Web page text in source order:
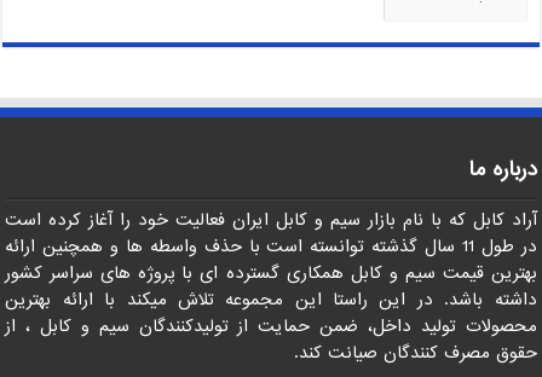
درباره ما
آراد کابل که با نام بازار سیم و کابل ایران فعالیت خود را آغاز کرده است
در طول 11 سال گذشته توانسته است با حذف واسطه ها و همچنین ارائه
بهترین قیمت سیم و کابل همکاری گسترده ای با پروژه های سراسر کشور
داشته باشد. در این راستا این مجموعه تلاش میکند با ارائه بهترین
محصولات تولید داخل، ضمن حمایت از تولیدکنندگان سیم و کابل ، از
حقوق مصرف کنندگان صیانت کند.